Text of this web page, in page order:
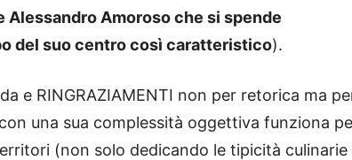
Alessandro Amoroso che si spende
del suo centro così caratteristico).
e RINGRAZIAMENTI non per retorica ma
una sua complessità oggettiva funziona
(non solo dedicando le tipicità culinarie